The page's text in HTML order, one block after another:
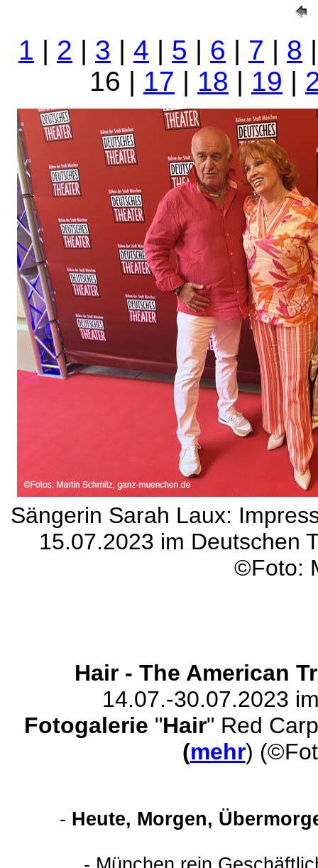
1 | 2 | 3 | 4 | 5 | 6 | 7 | 8
16 | 17 | 18 | 19 |
Sängerin Sarah Laux:
15.07.2023 im Deutschen
©Foto:
Hair - The American
14.07.-30.07.2023
Fotogalerie "Hair" Red
(mehr)
- Heute, Morgen,